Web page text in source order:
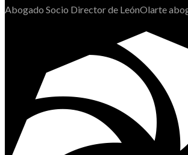
Abogado Socio Director de LeónOlarte